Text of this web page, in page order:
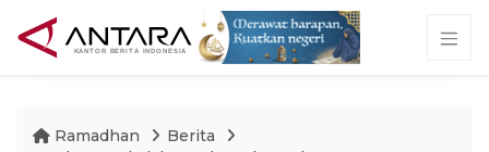
Ramadhan
Berita